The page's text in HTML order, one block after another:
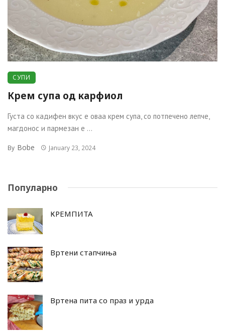
СУПИ
Крем супа од карфиол
Густа со кадифен вкус е оваа крем супа, со потпечено лепче,
магдонос и пармезан е ...
By Bobe January 23, 2024
Популарно
КРЕМПИТА
Вртени стапчиња
Вртена пита со праз и урда